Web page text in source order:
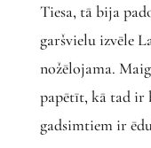
Tiesa, tā bija
garšvielu izvēle
nožēlojama.
papētīt, kā tad ir
gadsimtiem ir